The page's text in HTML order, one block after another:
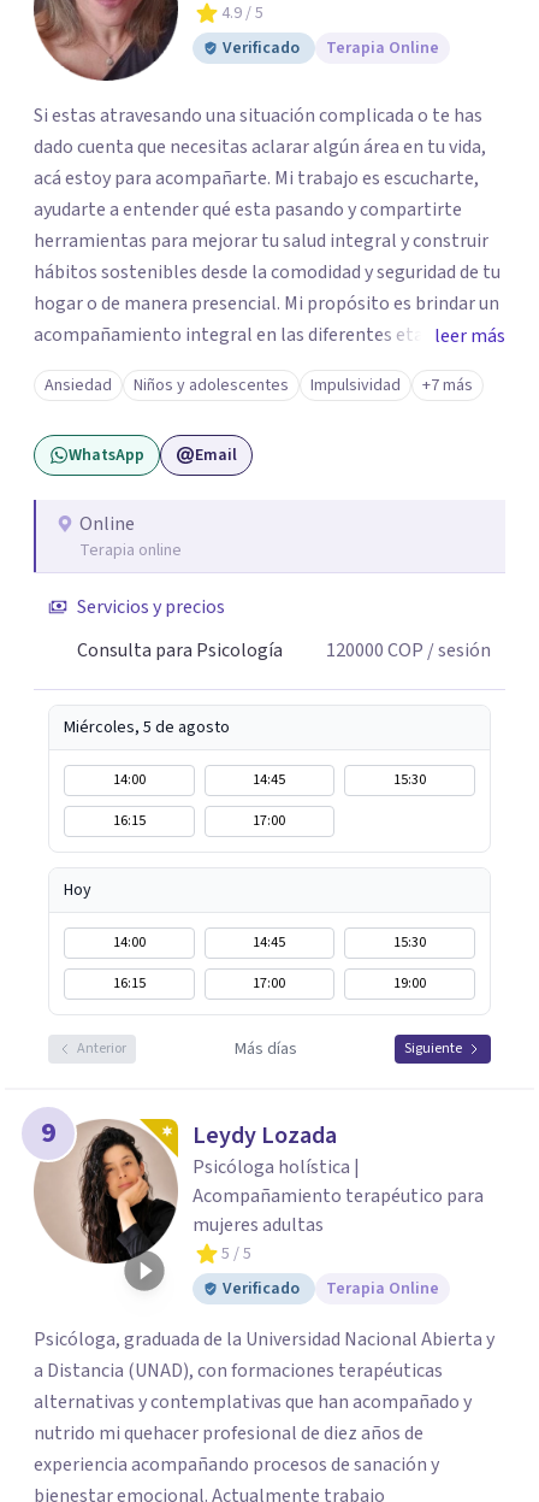
4.9/ 5
Verificado
Terapia Online
Si estas atravesando una situación complicada o te has
dado cuenta que necesitas aclarar algún área en tu vida,
acá estoy para acompañarte. Mi trabajo es escucharte,
ayudarte a entender qué esta pasando y compartirte
herramientas para mejorar tu salud integral y construir
hábitos sostenibles desde la comodidad y seguridad de tu
hogar o de manera presencial. Mi propósito es brindar un
acompañamiento integral en las diferentes etapas de la
vida, adaptando la intervención a las necesidades de cada
momento del ciclo vital. Un espacio enteramente
confidencial y seguro, con flexibilidad de horarios y una
atención personalizada. Durante mi trayectoria los
y enfoque integral. Estoy a un mensaje de whatsapp si
necesitas orientación "Tu bienestar es la prioridad, sin
leer más
Ansiedad Niños y adolescentes Impulsividad +7 más
WhatsApp Email
Online
Terapia online
Servicios y precios
Consulta para Psicología
120000COP / sesión
Miércoles, 5 de agosto
14:00 14:45
15:30
16:15
17:00
Hoy
14:00 14:45
15:30
16:15
17:00 19:00
Anterior Más días Siguiente
9 Leydy Lozada
Psicóloga holística |
Acompañamiento terapéutico para
mujeres adultas
5 / 5
Verificado
Terapia Online
Psicóloga, graduada de la Universidad Nacional Abierta y
a Distancia (UNAD), con formaciones terapéuticas
alternativas y contemplativas que han acompañado y
nutrido mi quehacer profesional de diez años de
experiencia acompañando procesos de sanación y
bienestar emocional. Actualmente trabajo